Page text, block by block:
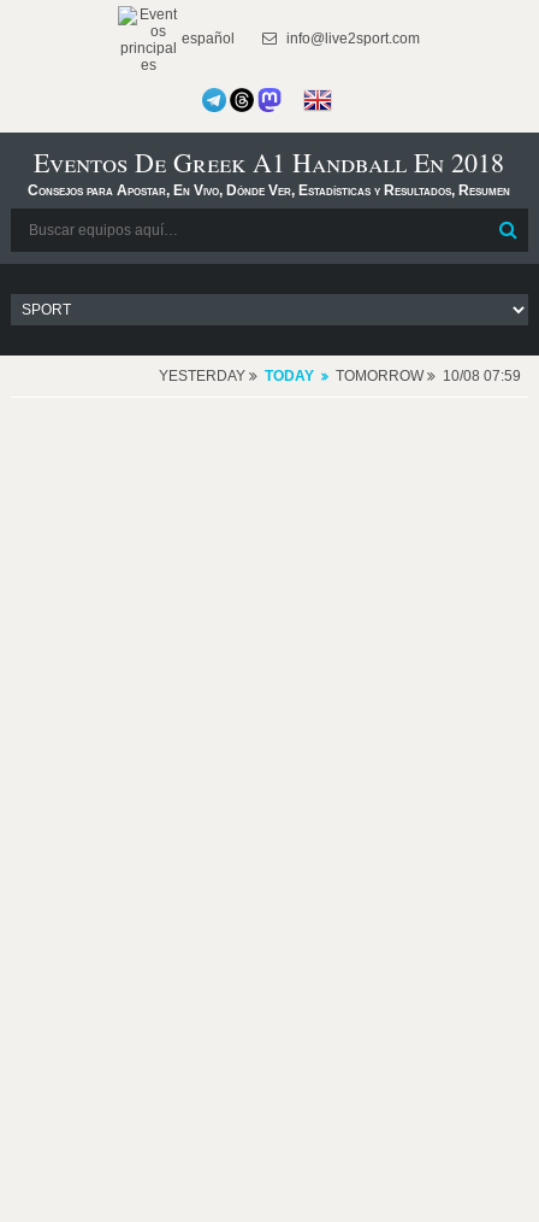
español info@live2sport.com
Eventos De Greek A1 Handball En 2018
Consejos para Apostar, En Vivo, Dónde Ver, Estadísticas y Resultados, Resumen
YESTERDAY TODAY TOMORROW 10/08 07:59